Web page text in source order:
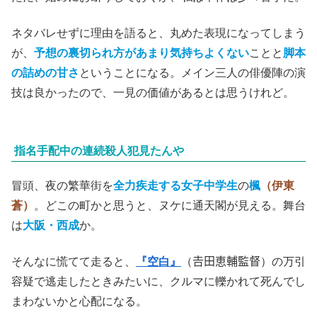
ネタバレせずに理由を語ると、丸めた表現になってしまう
が、 予想の裏切られ方があまり気持ちよくないことと 脚本
の詰めの甘さ ということになる。メイン三人の俳優陣の演
技は良かったので、一見の価値があるとは思うけれど。
指名手配中の連続殺人犯見たんや
冒頭、夜の繁華街を全力疾走する女子中学生の楓 （伊東
蒼） 。どこの町かと思うと、ヌケに通天閣が見える。舞台
は大阪・西成か。
そんなに慌てて走ると、 『空白』
（𠮷田恵輔監督）の万引
容疑で逃走したときみたいに、クルマに轢かれて死んでし
まわないかと心配になる。